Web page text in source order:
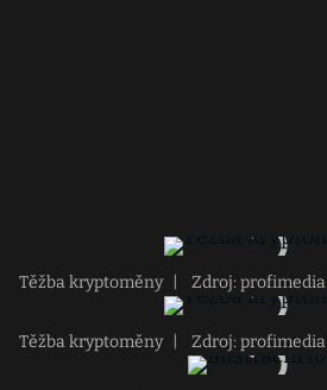
Těžba kryptoměny Zdroj: profimedia
Těžba kryptoměny Zdroj: profimedia